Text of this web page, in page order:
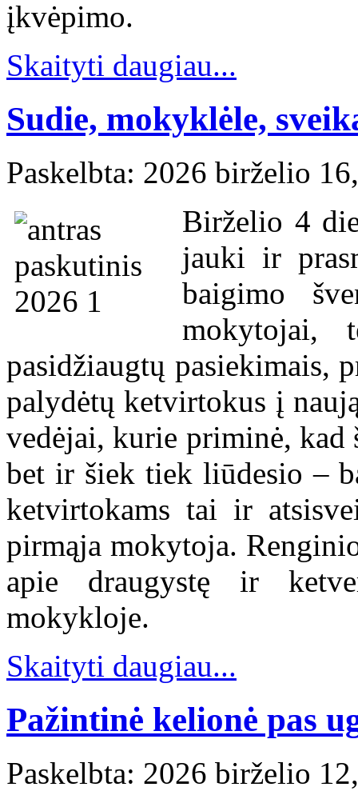
įkvėpimo.
Skaityti daugiau...
Sudie, mokyklėle,
Paskelbta: 2026 birželio
Birželio 4
jauki ir
baigimo
mokytojai,
pasidžiaugtų pasiekimais,
palydėtų ketvirtokus į
vedėjai, kurie priminė, kad
bet ir šiek tiek liūdesio –
ketvirtokams tai ir
pirmąja mokytoja.
apie draugystę ir
mokykloje.
Skaityti daugiau...
Pažintinė kelionė pas
Paskelbta: 2026 birželio